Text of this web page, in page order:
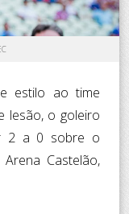
estilo ao time
lesão, o goleiro
2 a 0 sobre o
Castelão,